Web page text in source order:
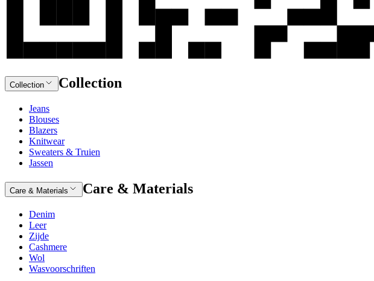
Collection Collection
Jeans
Blouses
Blazers
Knitwear
Sweaters & Truien
Jassen
Care & Materials Care & Materials
Denim
Leer
Zijde
Cashmere
Wol
Wasvoorschriften